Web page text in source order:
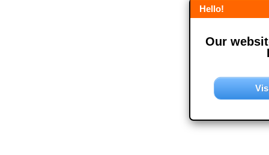
Hello!
Our